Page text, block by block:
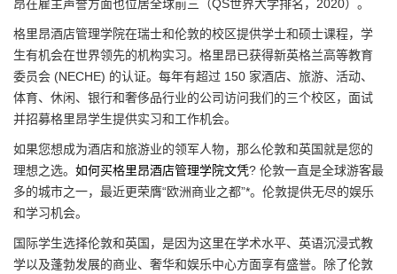
昂在雇主声誉方面也位居全球前三（QS世界大学排名，2020）。
格里昂酒店管理学院在瑞士和伦敦的校区提供学士和硕士课程，学
生有机会在世界领先的机构实习。格里昂已获得新英格兰高等教育
委员会 (NECHE) 的认证。每年有超过 150 家酒店、旅游、活动、
体育、休闲、银行和奢侈品行业的公司访问我们的三个校区，面试
并招募格里昂学生提供实习和工作机会。
如果您想成为酒店和旅游业的领军人物，那么伦敦和英国就是您的
理想之选。 如何买格里昂酒店管理学院文凭? 伦敦一直是全球游客最
多的城市之一，最近更荣膺“欧洲商业之都”*。伦敦提供无尽的娱乐
和学习机会。
国际学生选择伦敦和英国，是因为这里在学术水平、英语沉浸式教
学以及蓬勃发展的商业、奢华和娱乐中心方面享有盛誉。除了伦敦